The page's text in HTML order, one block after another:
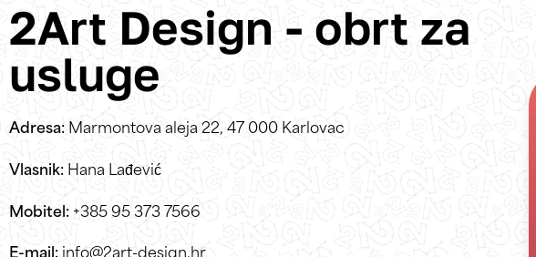
2Art Design - obrt za
usluge
Adresa:Marmontova aleja 22, 47 000 Karlovac
Vlasnik:Hana Lađević
Mobitel:+385 95 373 7566
E-mail:info@2art-design.hr